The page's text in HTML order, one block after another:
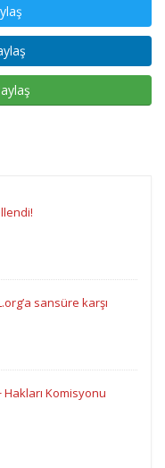
sansüre karşı
Hakları Komisyonu